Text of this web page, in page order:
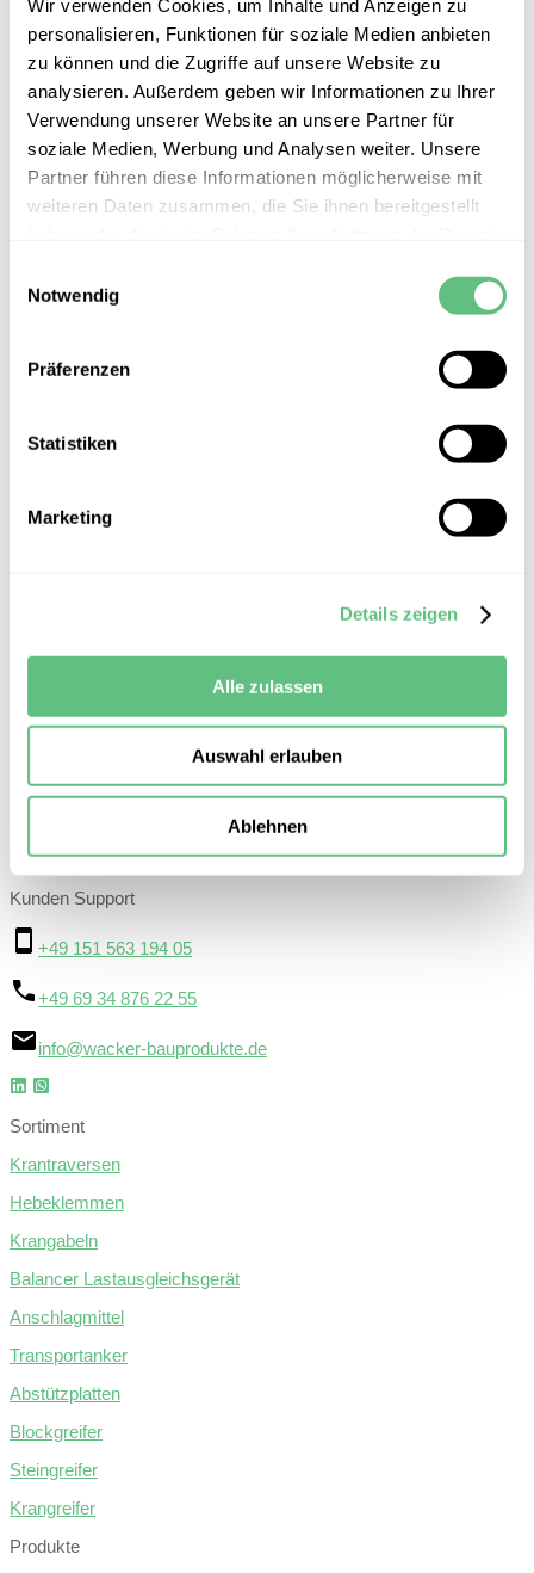
Wir verwenden Cookies, um Inhalte und Anzeigen zu
personalisieren, Funktionen für soziale Medien anbieten
zu können und die Zugriffe auf unsere Website zu
analysieren. Außerdem geben wir Informationen zu Ihrer
Verwendung unserer Website an unsere Partner für
soziale Medien, Werbung und Analysen weiter. Unsere
Partner führen diese Informationen möglicherweise mit
weiteren Daten zusammen, die Sie ihnen bereitgestellt
Notwendig
Präferenzen
Statistiken
Marketing
Details zeigen
Alle zulassen
Auswahl erlauben
Ablehnen
Lasthebemagnete
Stahlwinden, Hydraulische Heber, Umlenkrollen,
Anschlagketten– Güteklassen GK 8 und 10,
Anschlagteile GK 8 und 10, Diverse Haken in GK 8
und 10
Ringmuttern, Ringschrauben, Anschlagwirbel
mit Drehgelenk
Normiert, Zertifiziert, Sicher
zugehörigen EN-Normen. Lieferung mit
Bedienungsanleitung in Deutsch und EG-
Wacker Lastaufnahme
+49 151 563 194 05 Kontakt aufnehmen
20 Jahre Erfahrung
Rundum-Service
Kunden Support
+49 151 563 194 05
+49 69 34 876 22 55
info@wacker-bauprodukte.de
Sortiment
Krantraversen
Hebeklemmen
Krangabeln
Balancer Lastausgleichsgerät
Anschlagmittel
Transportanker
Abstützplatten
Blockgreifer
Steingreifer
Krangreifer
Produkte